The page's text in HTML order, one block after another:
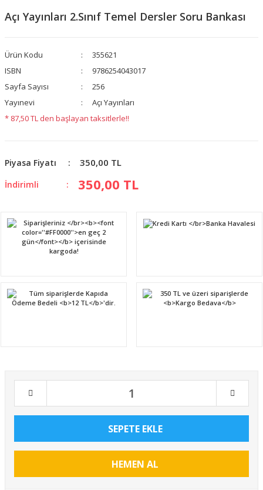
Açı Yayınları 2.Sınıf Temel Dersler Soru Bankası
Ürün Kodu
355621
ISBN
9786254043017
Sayfa Sayısı
256
Yayınevi
Açı Yayınları
* 87,50 TL den başlayan taksitlerle!!
Piyasa Fiyatı 350,00 TL
İndirimli 350,00 TL
SEPETE EKLE
HEMEN AL